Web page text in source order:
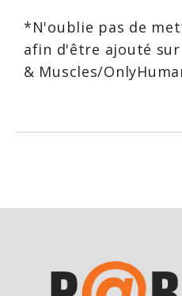
*N'oublie pas de
afin d'être ajouté
& Muscles/